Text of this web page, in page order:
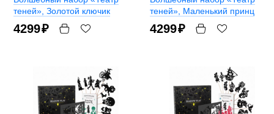
теней» , Золотой ключик
4299₽
теней» , Маленький принц
4299₽